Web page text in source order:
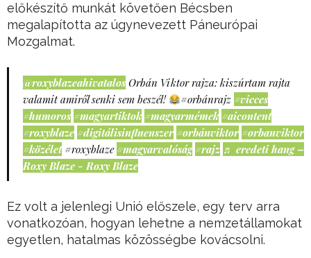
előkészítő munkát követően Bécsben
megalapította az úgynevezett Páneurópai
Mozgalmat.
@roxyblazeahivatalos Orbán Viktor rajza: kiszúrtam rajta
valamit amiről senki sem beszél!
#orbánrajz #vicces
#humoros #magyartiktok #magyarmémek #aicontent
#roxyblaze #digitálisinfluenszer #orbánviktor #orbanviktor
#közélet #roxyblaze #magyarvalóság #rajz ♬ eredeti hang –
Roxy Blaze - Roxy Blaze
Ez volt a jelenlegi Unió előszele, egy terv arra
vonatkozóan, hogyan lehetne a nemzetállamokat
egyetlen, hatalmas közösségbe kovácsolni.